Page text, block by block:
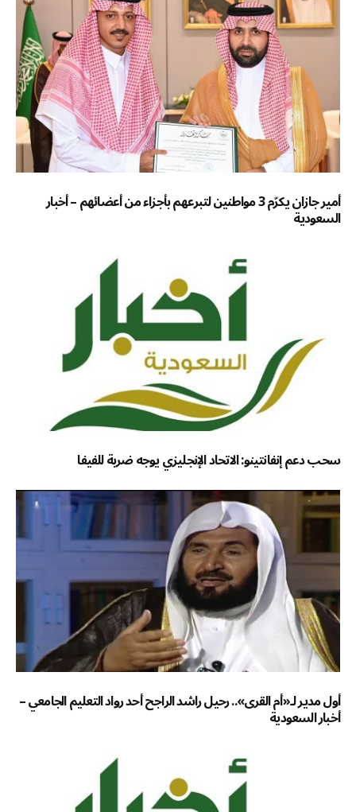
أمير جازان يكرّم 3 مواطنين لتبرعهم بأجزاء من أعضائهم – أخبار
السعودية
سحب دعم إنفانتينو: الاتحاد الإنجليزي يوجه ضربة للفيفا
أول مدير لـ«أم القرى».. رحيل راشد الراجح أحد رواد التعليم الجامعي –
أخبار السعودية